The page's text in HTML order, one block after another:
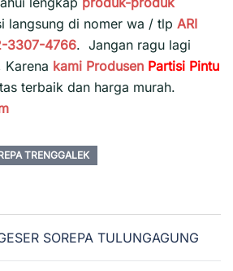
langsung di nomer wa / tlp ARI
3307-4766. Jangan ragu lagi
Karena kami Produsen Partisi Pintu
terbaik dan harga murah.
TRENGGALEK
SOREPA TULUNGAGUNG